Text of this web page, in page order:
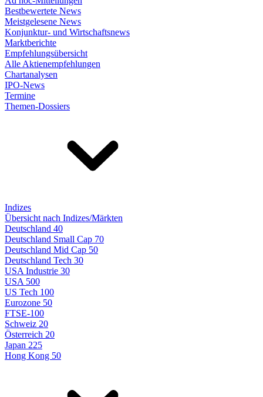
Bestbewertete News
Meistgelesene News
Konjunktur- und Wirtschaftsnews
Marktberichte
Empfehlungsübersicht
Alle Aktienempfehlungen
Chartanalysen
IPO-News
Termine
Themen-Dossiers
Indizes
Übersicht nach Indizes/Märkten
Deutschland 40
Deutschland Small Cap 70
Deutschland Mid Cap 50
Deutschland Tech 30
USA Industrie 30
USA 500
US Tech 100
Eurozone 50
FTSE-100
Schweiz 20
Österreich 20
Japan 225
Hong Kong 50